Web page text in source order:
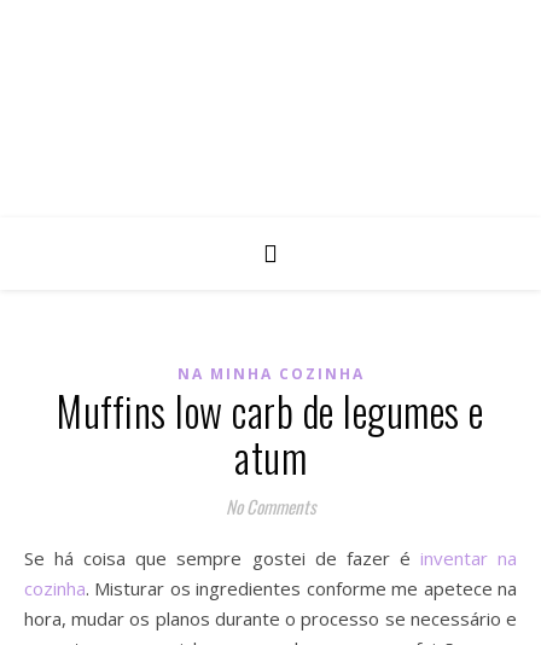
NA MINHA COZINHA
Muffins low carb de legumes e
atum
No Comments
Se há coisa que sempre gostei de fazer é inventar na
cozinha. Misturar os ingredientes conforme me apetece na
hora, mudar os planos durante o processo se necessário e